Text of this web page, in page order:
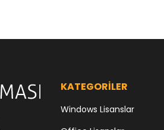
KATEGORİLER
Windows Lisanslar